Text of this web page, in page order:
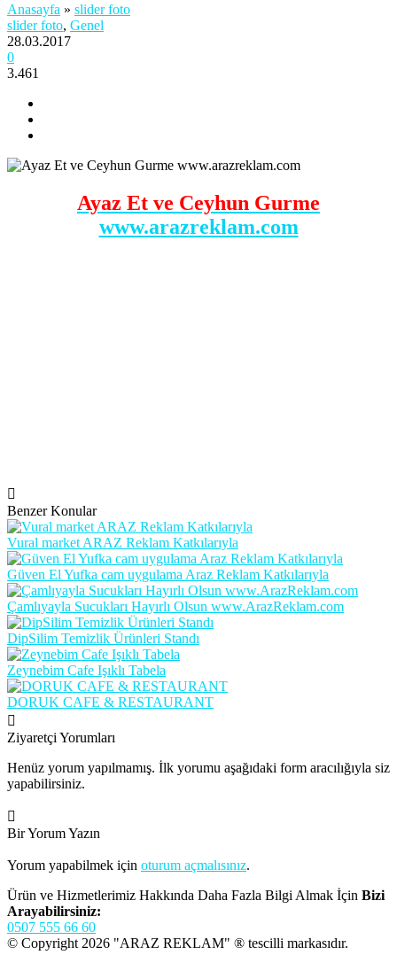
Anasayfa » slider foto
slider foto, Genel
28.03.2017
0
3.461
Ayaz Et ve Ceyhun Gurme
www.arazreklam.com
Benzer Konular
Vural market ARAZ Reklam Katkılarıyla
Güven El Yufka cam uygulama Araz Reklam Katkılarıyla
Çamlıyayla Sucukları Hayırlı Olsun www.ArazReklam.com
DipSilim Temizlik Ürünleri Standı
Zeynebim Cafe Işıklı Tabela
DORUK CAFE & RESTAURANT
Ziyaretçi Yorumları
Henüz yorum yapılmamış. İlk yorumu aşağıdaki form aracılığıyla siz
yapabilirsiniz.
Bir Yorum Yazın
Yorum yapabilmek için oturum açmalısınız.
Ürün ve Hizmetlerimiz Hakkında Daha Fazla Bilgi Almak İçin Bizi
Arayabilirsiniz:
0507 555 66 60
© Copyright 2026 "ARAZ REKLAM" ® tescilli markasıdır.